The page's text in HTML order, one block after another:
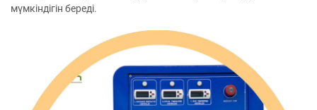
мүмкіндігін береді.